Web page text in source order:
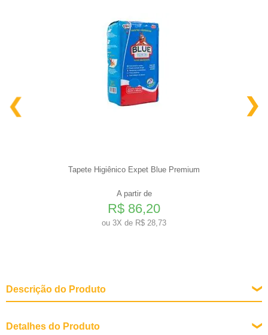
Tapete Higiênico Expet Blue Premium
A partir de
R$ 86,20
ou 3X de R$ 28,73
Descrição do Produto
Detalhes do Produto